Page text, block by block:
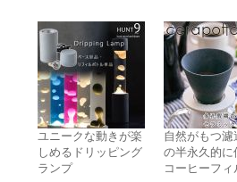
ユニークな動きが楽
しめるドリッピング
ランプ
自然がもつ濾
の半永久的に
コーヒーフィ